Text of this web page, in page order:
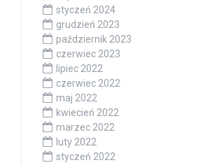
styczeń 2024
grudzień 2023
październik 2023
czerwiec 2023
lipiec 2022
czerwiec 2022
maj 2022
kwiecień 2022
marzec 2022
luty 2022
styczeń 2022